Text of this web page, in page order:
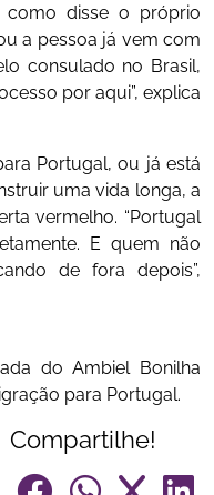
como disse o próprio
a pessoa já vem com
consulado no Brasil,
por aqui”, explica
Portugal, ou já está
uma vida longa, a
vermelho. “Portugal
E quem não
de fora depois”,
do Ambiel Bonilha
para Portugal.
Compartilhe!